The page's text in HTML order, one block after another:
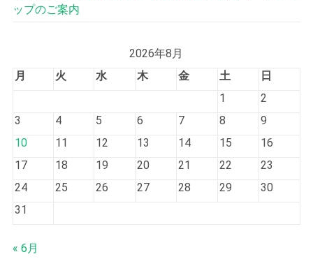
ップのご案内
2026年8月
月
火 水 木 金 土
日
1
2
3
4 5 6 7 8
9
10
11 12 13 14 15
16
17
18 19 20 21 22
23
24
25 26 27 28 29
30
31
« 6月